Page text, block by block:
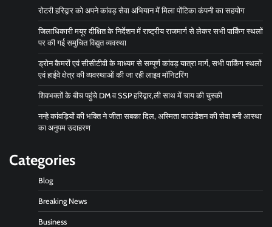
रोटरी हरिद्वार को अपने कांवड़ सेवा अभियान में मिला पोंटिका कंपनी का सहयोग
जिलाधिकारी मयूर दीक्षित के निर्देशन में राष्ट्रीय राजमार्ग से लेकर सभी पार्किंग स्थलों
पर की गई समुचित विद्युत व्यवस्था
ड्रोन कैमरों एवं सीसीटीवी के माध्यम से सम्पूर्ण कांवड़ यात्रा मार्ग, सभी पार्किंग स्थलों
एवं हाईवे क्षेत्र की व्यवस्थाओं की जा रही लाइव मॉनिटरिंग
शिवभक्तों के बीच पहुंचे DM व SSP हरिद्वार,ली साथ में चाय की चुस्की
नन्हे कांवड़ियों की भक्ति ने जीता सबका दिल, अस्मिता फाउंडेशन की सेवा बनी आस्था
का अनुपम उदाहरण
Categories
Blog
Breaking News
Business